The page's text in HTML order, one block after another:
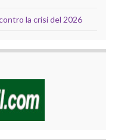
la crisi del 2026